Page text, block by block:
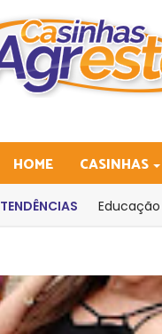
HOME CASINHAS
TENDÊNCIAS Educação